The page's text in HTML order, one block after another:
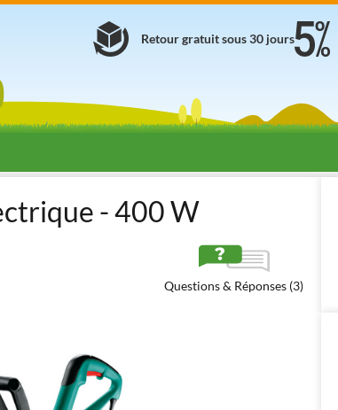
Retour gratuit sous 30 jours
- 400 W
Questions & Réponses (3)